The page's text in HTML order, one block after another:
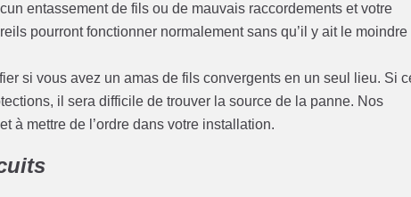
entassement de fils ou de mauvais raccordements et votre
pourront fonctionner normalement sans qu’il y ait le moindre
si vous avez un amas de fils convergents en un seul lieu. Si
il sera difficile de trouver la source de la panne. Nos
à mettre de l’ordre dans votre installation.